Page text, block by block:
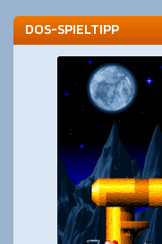
DOS-SPIELTIPP